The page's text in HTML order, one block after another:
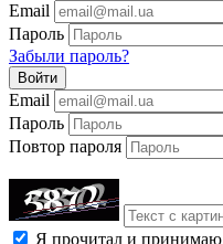
Email
Пароль
Забыли пароль?
Войти
Email
Пароль
Повтор пароля
Я прочитал и принимаю